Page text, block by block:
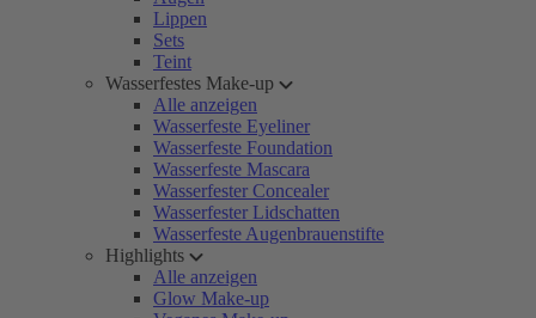
Lippen
Sets
Teint
Wasserfestes Make-up
Alle anzeigen
Wasserfeste Eyeliner
Wasserfeste Foundation
Wasserfeste Mascara
Wasserfester Concealer
Wasserfester Lidschatten
Wasserfeste Augenbrauenstifte
Highlights
Alle anzeigen
Glow Make-up